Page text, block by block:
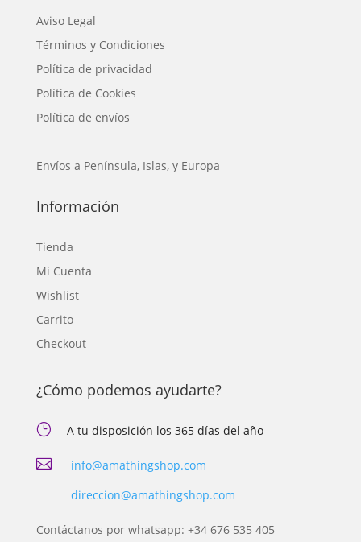
Aviso Legal
Términos y Condiciones
Política de privacidad
Política de Cookies
Política de envíos
Envíos a Península, Islas, y Europa
Información
Tienda
Mi Cuenta
Wishlist
Carrito
Checkout
¿Cómo podemos ayudarte?
} A tu disposición los 365 días del año

info@amathingshop.com
direccion@amathingshop.com
Contáctanos por whatsapp: +34 676 535 405